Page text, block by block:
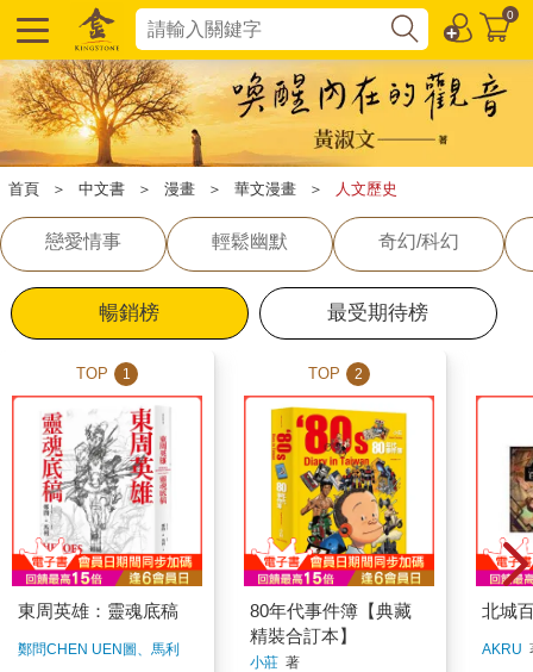
0
首頁 ＞ 中文書 ＞ 漫畫 ＞ 華文漫畫 ＞ 人文歷史
戀愛情事 輕鬆幽默 奇幻/科幻
暢銷榜 最受期待榜
TOP 1
東周英雄：靈魂底稿
鄭問CHEN UEN圖、馬利
TOP 2
80年代事件簿【典藏
精裝合訂本】
小莊 著
北城
AKRU